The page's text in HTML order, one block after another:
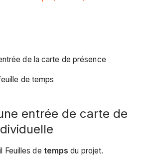
de la carte de présence
de temps
entrée de carte de
Feuilles de temps du projet.